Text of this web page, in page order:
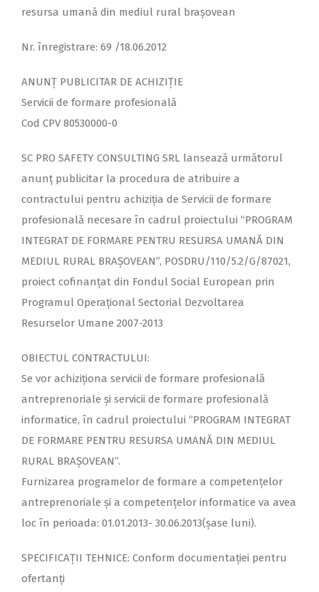
resursa umană din mediul rural braşovean
Nr. înregistrare: 69 /18.06.2012
ANUNŢ PUBLICITAR DE ACHIZIŢIE
Servicii de formare profesională
Cod CPV 80530000-0
SC PRO SAFETY CONSULTING SRL lansează următorul
anunț publicitar la procedura de atribuire a
contractului pentru achiziţia de Servicii de formare
profesională necesare în cadrul proiectului “PROGRAM
INTEGRAT DE FORMARE PENTRU RESURSA UMANĂ DIN
MEDIUL RURAL BRAȘOVEAN”, POSDRU/110/5.2/G/87021,
proiect cofinanţat din Fondul Social European prin
Programul Operaţional Sectorial Dezvoltarea
Resurselor Umane 2007-2013
OBIECTUL CONTRACTULUI:
Se vor achiziţiona servicii de formare profesională
antreprenoriale și servicii de formare profesională
informatice, în cadrul proiectului “PROGRAM INTEGRAT
DE FORMARE PENTRU RESURSA UMANĂ DIN MEDIUL
RURAL BRAȘOVEAN”.
Furnizarea programelor de formare a competențelor
antreprenoriale și a competențelor informatice va avea
loc în perioada: 01.01.2013- 30.06.2013(șase luni).
SPECIFICAȚII TEHNICE: Conform documentației pentru
ofertanți